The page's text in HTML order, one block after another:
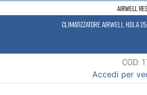
AIRWELL
COD:
Accedi per